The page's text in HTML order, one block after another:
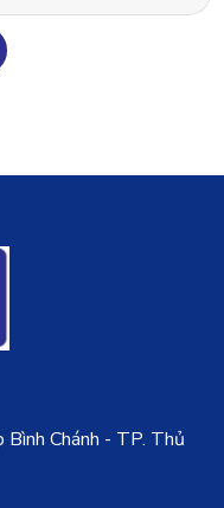
Chánh - TP. Thủ